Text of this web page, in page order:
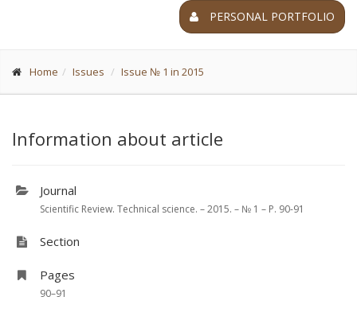
PERSONAL PORTFOLIO
Home Issues Issue № 1 in 2015
Information about article
Journal
Scientific Review. Technical science. – 2015. – № 1 – P. 90-91
Section
Pages
90–91